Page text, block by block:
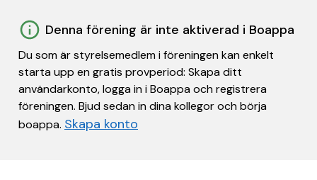
Denna förening är inte aktiverad i Boappa
Du som är styrelsemedlem i föreningen kan enkelt
starta upp en gratis provperiod: Skapa ditt
användarkonto, logga in i Boappa och registrera
föreningen. Bjud sedan in dina kollegor och börja
boappa. Skapa konto